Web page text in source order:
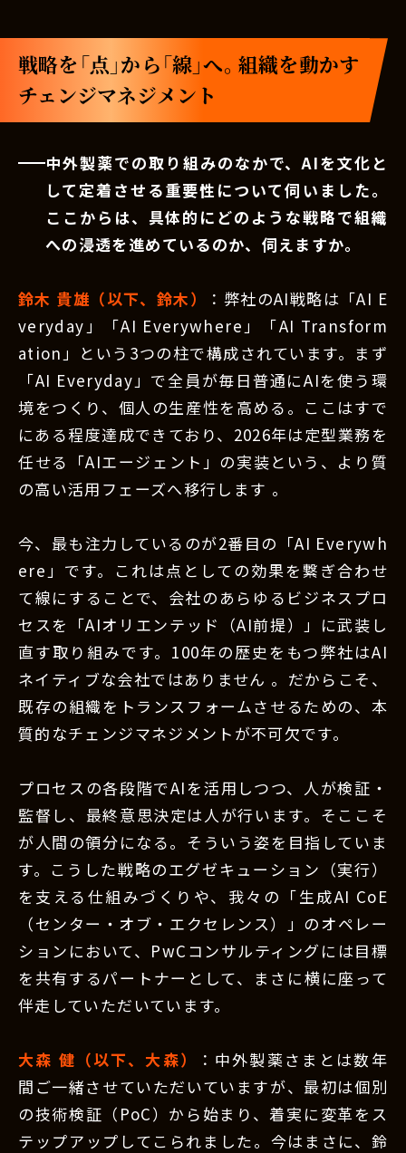
戦略を「点」から「線」へ。組織を動かす
チェンジマネジメント
中外製薬での取り組みのなかで、AIを文化と
して定着させる重要性について伺いました。
ここからは、具体的にどのような戦略で組織
への浸透を進めているのか、伺えますか。
鈴木 貴雄（以下、鈴木）
：弊社のAI戦略は「AI E
veryday」「AI Everywhere」「AI Transform
ation」という3つの柱で構成されています。まず
「AI Everyday」で全員が毎日普通にAIを使う環
境をつくり、個人の生産性を高める。ここはすで
にある程度達成できており、2026年は定型業務を
任せる「AIエージェント」の実装という、より質
の高い活用フェーズへ移行します 。
今、最も注力しているのが2番目の「AI Everywh
ere」です。これは点としての効果を繋ぎ合わせ
て線にすることで、会社のあらゆるビジネスプロ
セスを「AIオリエンテッド（AI前提）」に武装し
直す取り組みです。100年の歴史をもつ弊社はAI
ネイティブな会社ではありません 。だからこそ、
既存の組織をトランスフォームさせるための、本
質的なチェンジマネジメントが不可欠です。
プロセスの各段階でAIを活用しつつ、人が検証・
監督し、最終意思決定は人が行います。そここそ
が人間の領分になる。そういう姿を目指していま
す。こうした戦略のエグゼキューション（実行）
を支える仕組みづくりや、我々の「生成AI CoE
（センター・オブ・エクセレンス）」のオペレー
ションにおいて、PwCコンサルティングには目標
を共有するパートナーとして、まさに横に座って
伴走していただいています。
大森 健（以下、大森）
：中外製薬さまとは数年
間ご一緒させていただいていますが、最初は個別
の技術検証（PoC）から始まり、着実に変革をス
テップアップしてこられました。今はまさに、鈴